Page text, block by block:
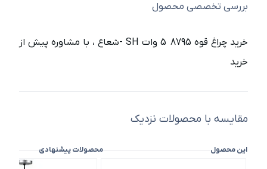
بررسی تخصصی محصول
خرید چراغ قوه 8795 5 وات SH -شعاع ، با مشاوره پیش از
خرید
مقایسه با محصولات نزدیک
این محصول محصولات پیشنهادی